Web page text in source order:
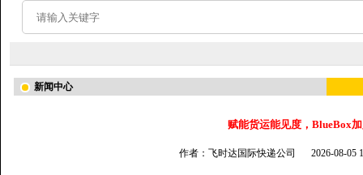
新闻中心
赋能货运能见度，BlueBox
作者：飞时达国际快递公司 2026-08-05